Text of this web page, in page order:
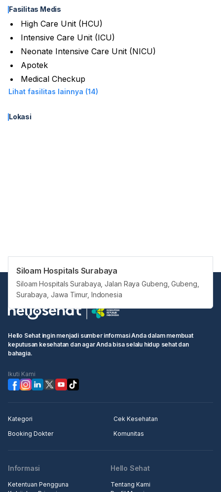
Fasilitas Medis
High Care Unit (HCU)
Intensive Care Unit (ICU)
Neonate Intensive Care Unit (NICU)
Apotek
Medical Checkup
Lihat fasilitas lainnya (14)
Lokasi
Siloam Hospitals Surabaya
Siloam Hospitals Surabaya, Jalan Raya Gubeng, Gubeng,
Surabaya, Jawa Timur, Indonesia
Hello Sehat ingin menjadi sumber informasi Anda dalam membuat
keputusan kesehatan dan agar Anda bisa selalu hidup sehat dan
bahagia.
Ikuti Kami
Kategori
Cek Kesehatan
Booking Dokter
Komunitas
Informasi
Ketentuan Pengguna
Hello Sehat
Tentang Kami